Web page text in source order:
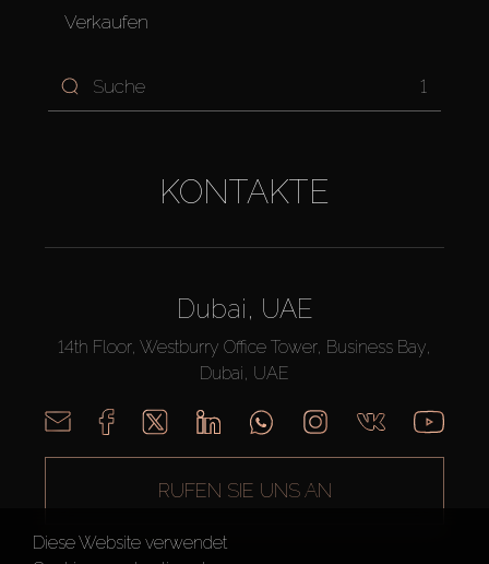
Verkaufen
1
KONTAKTE
Dubai, UAE
14th Floor, Westburry Office Tower, Business Bay,
Dubai, UAE
RUFEN SIE UNS AN
Diese Website verwendet